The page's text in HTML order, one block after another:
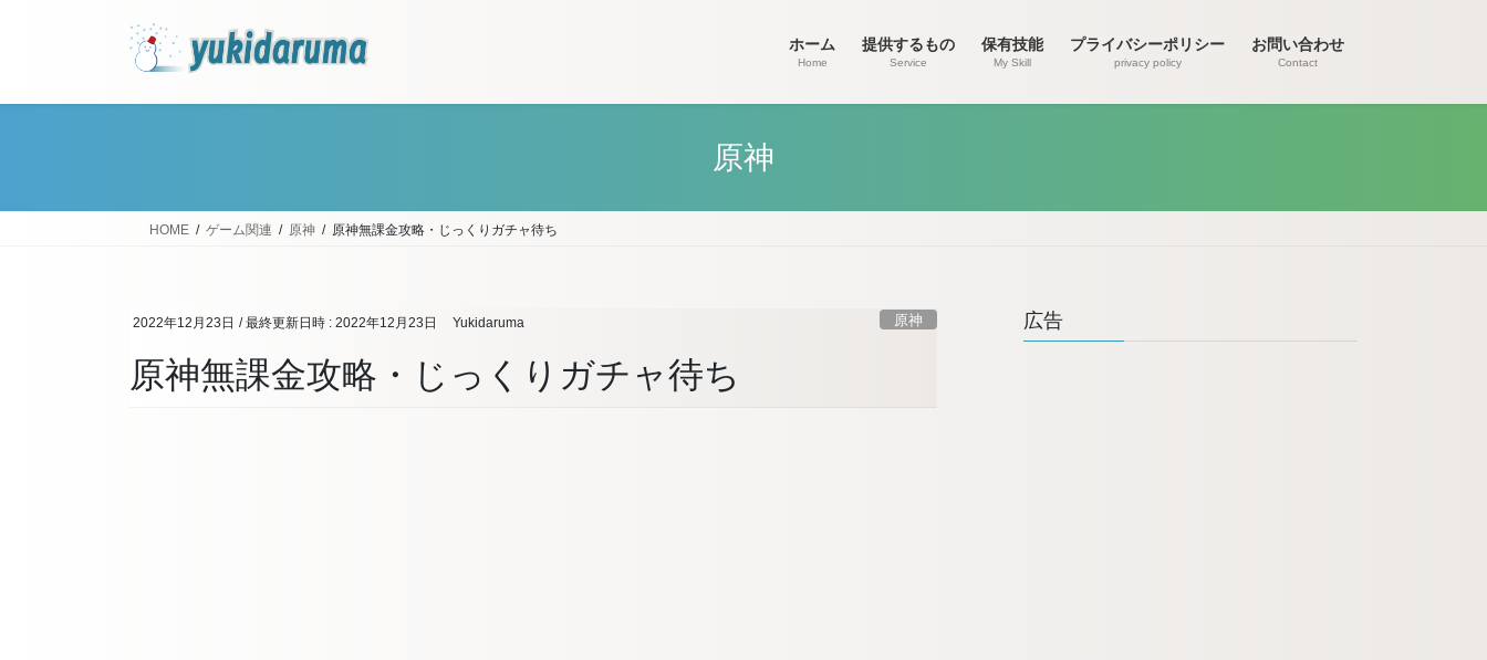
ホーム
Home
提供するもの
Service
保有技能
My Skill
プライバシーポリシー
privacy policy
お問い合わせ
Contact
原神
HOME ゲーム関連 原神 原神無課金攻略・じっくりガチャ待ち
2022年12月23日 / 最終更新日時 : 2022年12月23日 Yukidaruma 原神
原神無課金攻略・じっくりガチャ待ち
広告